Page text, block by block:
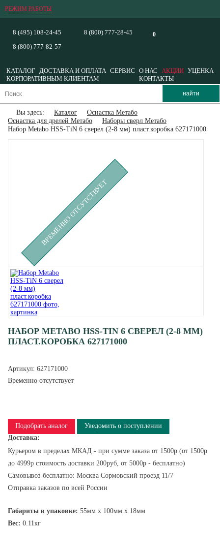
РЕЖИМ РАБОТЫ
0
8 (495) 108-24-45
8 (800) 777-82-57
8 (800) 777-28-45
КАТАЛОГ ДОСТАВКА И ОПЛАТА СЕРВИС О НАС АКЦИИ УЦЕНКА
КОРПОРАТИВНЫМ КЛИЕНТАМ
КОНТАКТЫ
Вы здесь: Каталог
Оснастка Метабо
Оснастка для дрелей Метабо
Наборы сверл Метабо
Набор Metabo HSS-TiN 6 сверел (2-8 мм) пласт.коробка 627171000
ВРЕМЕННО ОТСУТСТВУЕТ
НАБОР METABO HSS-TIN 6 СВЕРЕЛ (2-8 ММ)
ПЛАСТ.КОРОБКА 627171000
Артикул: 627171000
Временно отсутствует
Подобрать аналог
Уведомить о поступлении
Доставка:
Курьером в пределах МКАД - при сумме заказа от 1500р (от 1500р
до 4999р стоимость доставки 200руб, от 5000р - бесплатно)
Самовывоз бесплатно: Москва Сормовский проезд 11/7
Отправка заказов по всей России
Габариты в упаковке: 55мм x 100мм x 18мм
Вес: 0.11кг